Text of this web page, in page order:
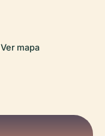
Ver mapa